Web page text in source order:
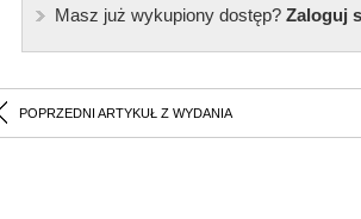
Masz już wykupiony dostęp?Zaloguj
POPRZEDNI ARTYKUŁ Z WYDANIA